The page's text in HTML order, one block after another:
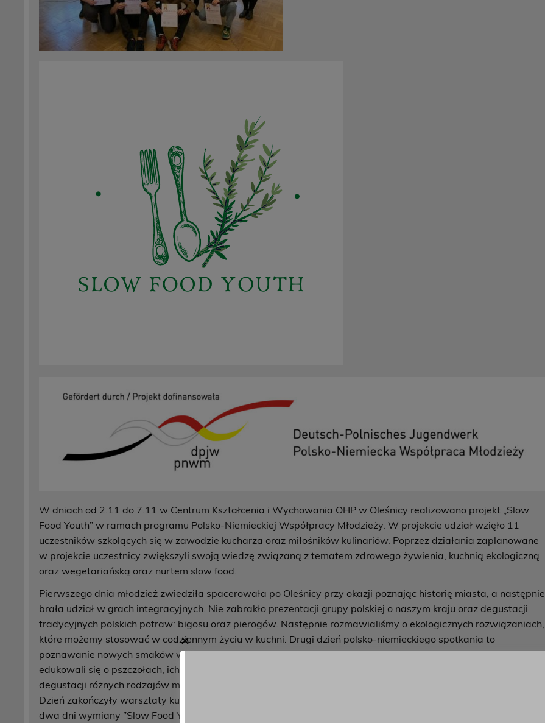
W dniach od 2.11 do 7.11 w Centrum Kształcenia i Wychowania OHP w Oleśnicy realizowano projekt „Slow
Food Youth” w ramach programu Polsko-Niemieckiej Współpracy Młodzieży. W projekcie udział wzięło 11
uczestników szkolących się w zawodzie kucharza oraz miłośników kulinariów. Poprzez działania zaplanowane
w projekcie uczestnicy zwiększyli swoją wiedzę związaną z tematem zdrowego żywienia, kuchnią ekologiczną
oraz wegetariańską oraz nurtem slow food.
Pierwszego dnia młodzież zwiedziła spacerowała po Oleśnicy przy okazji poznając historię miasta, a następnie
brała udział w grach integracyjnych. Nie zabrakło prezentacji grupy polskiej o naszym kraju oraz degustacji
tradycyjnych polskich potraw: bigosu oraz pierogów. Następnie rozmawialiśmy o ekologicznych rozwiązaniach,
które możemy stosować w codziennym życiu w kuchni. Drugi dzień polsko-niemieckiego spotkania to
poznawanie nowych smaków w kuchni. Uczestnicy odwiedzili Gospodarstwo Pasieczne „Pszczółka” gdzie
edukowali się o pszczołach, ich roli dla środowiska oraz zastosowaniu miodu w kuchni. Mieli też możliwość
degustacji różnych rodzajów miodu oraz spróbowania pysznych dań z użyciem tego cennego daru natury.
Dzień zakończyły warsztaty kulinarne, na których uczestnicy przygotowali pyszne i zdrowe dania. Ostatnie
dwa dni wymiany ”Slow Food Youth” były bardzo intensywne. Odwiedziliśmy gospodarstwo agroturystyczne,
✕